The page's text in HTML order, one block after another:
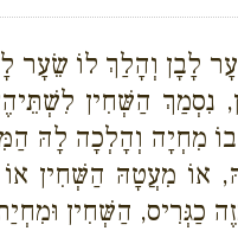
לָבָן וְהָלַךְ לוֹ שֵׂעָר
נִסְמַךְ הַשְּׁחִין
מִחְיָה וְהָלְכָה לָהּ
אוֹ מִעֲטָהּ הַשְּׁחִין אוֹ
כַגְּרִיס, הַשְּׁחִין